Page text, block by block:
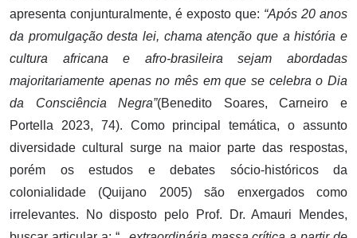
apresenta conjunturalmente, é exposto que: “Após 20 anos
da promulgação desta lei, chama atenção que a história e
cultura africana e afro-brasileira sejam abordadas
majoritariamente apenas no mês em que se celebra o Dia
da Consciência Negra”(Benedito Soares, Carneiro e
Portella 2023, 74). Como principal temática, o assunto
diversidade cultural surge na maior parte das respostas,
porém os estudos e debates sócio-históricos da
colonialidade (Quijano 2005) são enxergados como
irrelevantes. No disposto pelo Prof. Dr. Amauri Mendes,